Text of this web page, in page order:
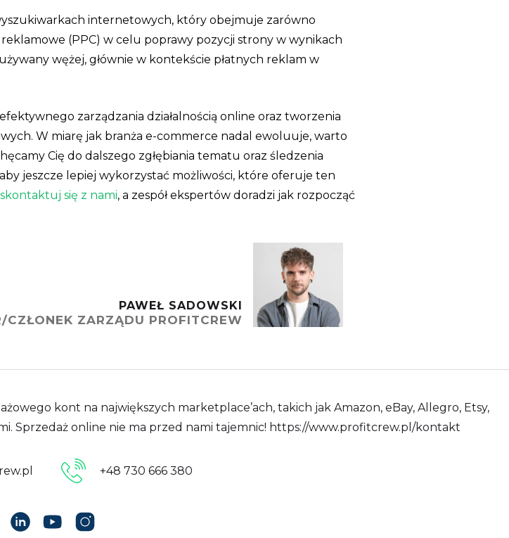
internetowych, który obejmuje zarówno
(PPC) w celu poprawy pozycji strony w wynikach
wężej, głównie w kontekście płatnych reklam w
zarządzania działalnością online oraz tworzenia
W miarę jak branża e-commerce nadal ewoluuje, warto
Cię do dalszego zgłębiania tematu oraz śledzenia
jeszcze lepiej wykorzystać możliwości, które oferuje ten
skontaktuj się z nami, a zespół ekspertów doradzi jak rozpocząć
PAWEŁ SADOWSKI
CZŁONEK ZARZĄDU PROFITCREW
kont na największych marketplace’ach, takich jak Amazon, eBay, Allegro, Etsy,
Sprzedaż online nie ma przed nami tajemnic! https://www.profitcrew.pl/kontakt
+48 730 666 380